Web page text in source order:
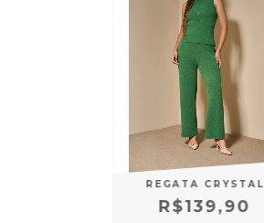
REGATA CRYSTAL
R$139,90